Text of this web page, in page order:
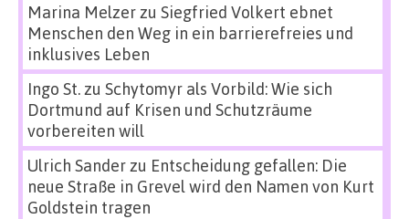
Marina Melzerzu Siegfried Volkert ebnet
Menschen den Weg in ein barrierefreies und
inklusives Leben
Ingo St.zu Schytomyr als Vorbild: Wie sich
Dortmund auf Krisen und Schutzräume
vorbereiten will
Ulrich Sanderzu Entscheidung gefallen: Die
neue Straße in Grevel wird den Namen von Kurt
Goldstein tragen